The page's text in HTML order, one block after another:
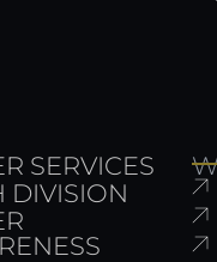
SERVICES
DIVISION